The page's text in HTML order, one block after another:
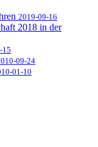
2019-09-16
2018 in der
15
09-24
01-10